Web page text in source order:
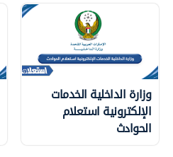
وزارة الداخلية الخدمات
الإلكترونية استعلام
الحوادث